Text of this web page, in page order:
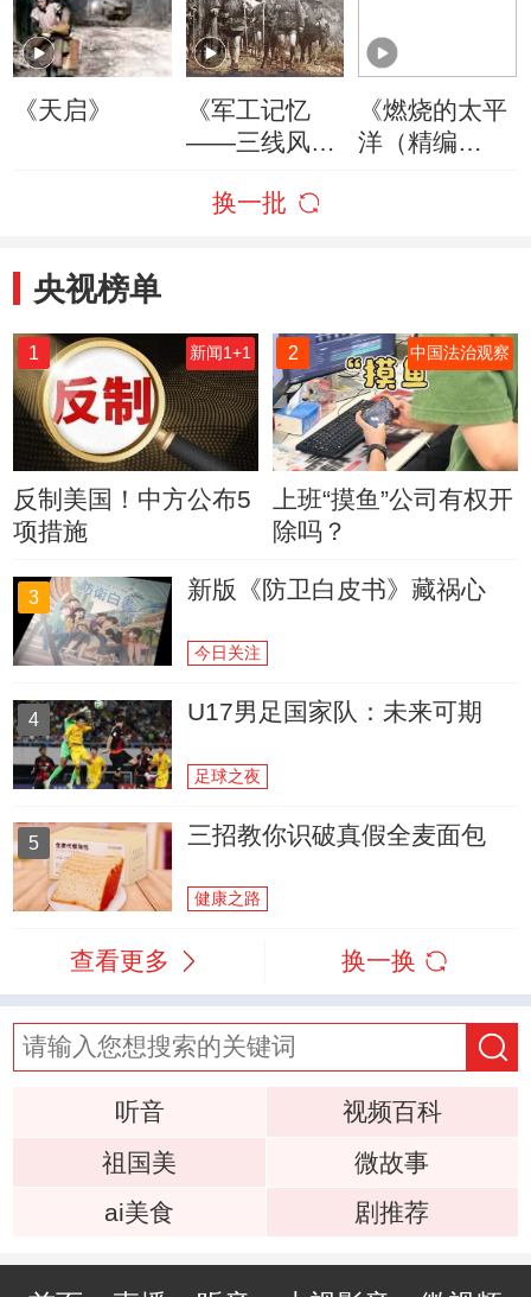
《天启》
《军工记忆
——三线风
《燃烧的太平
洋（精编
换一批
央视榜单
1 新闻1+1
反制美国！中方公布5
项措施
2 中国法治观察
上班“摸鱼”公司有权开
除吗？
3 新版《防卫白皮书》藏祸心
今日关注
4 U17男足国家队：未来可期
足球之夜
5 三招教你识破真假全麦面包
健康之路
查看更多 换一换
听音
视频百科
祖国美
微故事
ai美食
剧推荐